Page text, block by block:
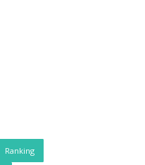
Ranking